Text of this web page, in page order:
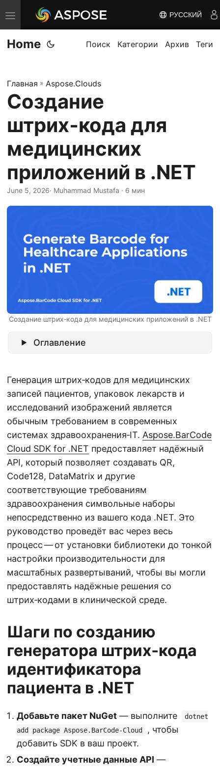
П
е
р
л
ю
ь
н
а
в
и
РУССКИЙ
Home Поиск Категории Архив Теги
Главная » Aspose.Clouds
Создание
штрих‑кода для
медицинских
приложений в .NET
June 5, 2026· Muhammad Mustafa · 6 мин
Создание штрих‑кода для медицинских приложений в .NET
Оглавление
Генерация штрих‑кодов для медицинских
записей пациентов, упаковок лекарств и
исследований изображений является
обычным требованием в современных
системах здравоохранения‑IT. Aspose.BarCode
Cloud SDK for .NET предоставляет надёжный
API, который позволяет создавать QR,
Code128, DataMatrix и другие
соответствующие требованиям
здравоохранения символьные наборы
непосредственно из вашего кода .NET. Это
руководство проведёт вас через весь
процесс — от установки библиотеки до тонкой
настройки производительности для
масштабных развертываний, чтобы вы могли
предоставлять надёжные решения со
штрих‑кодами в клинической среде.
Шаги по созданию
генератора штрих‑кода
идентификатора
пациента в .NET
Добавьте пакет NuGet — выполните
dotnet
add package Aspose.BarCode-Cloud
, чтобы
добавить SDK в ваш проект.
Создайте учетные данные API —